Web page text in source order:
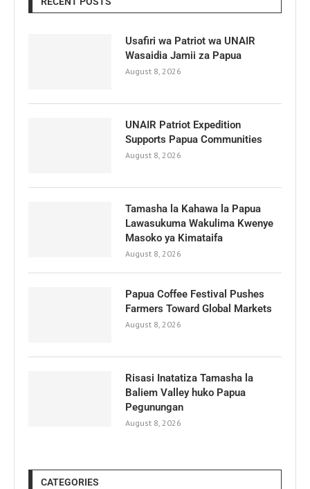
Usafiri wa Patriot wa UNAIR
Wasaidia Jamii za Papua
August 8, 2026
UNAIR Patriot Expedition
Supports Papua Communities
August 8, 2026
Tamasha la Kahawa la Papua
Lawasukuma Wakulima Kwenye
Masoko ya Kimataifa
August 8, 2026
Papua Coffee Festival Pushes
Farmers Toward Global Markets
August 8, 2026
Risasi Inatatiza Tamasha la
Baliem Valley huko Papua
Pegunungan
August 8, 2026
CATEGORIES